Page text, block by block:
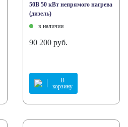
50B 50 кВт непрямого нагрева
(дизель)
в наличии
90 200 руб.
В
корзину